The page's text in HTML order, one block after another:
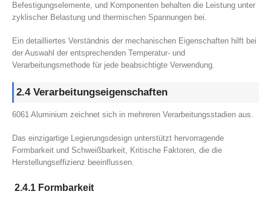
Befestigungselemente, und Komponenten behalten die Leistung unter
zyklischer Belastung und thermischen Spannungen bei.
Ein detailliertes Verständnis der mechanischen Eigenschaften hilft bei
der Auswahl der entsprechenden Temperatur- und
Verarbeitungsmethode für jede beabsichtigte Verwendung.
2.4 Verarbeitungseigenschaften
6061 Aluminium zeichnet sich in mehreren Verarbeitungsstadien aus.
Das einzigartige Legierungsdesign unterstützt hervorragende
Formbarkeit und Schweißbarkeit, Kritische Faktoren, die die
Herstellungseffizienz beeinflussen.
2.4.1 Formbarkeit